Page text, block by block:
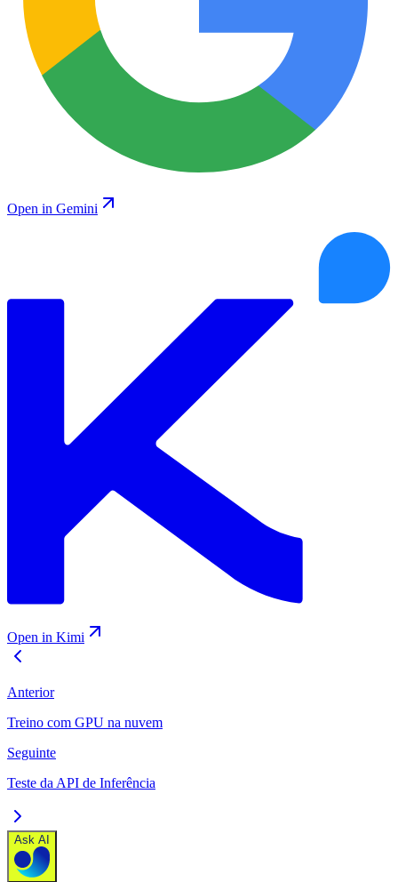
Open in Gemini
Open in Kimi
Anterior
Treino com GPU na nuvem
Seguinte
Teste da API de Inferência
Ask AI